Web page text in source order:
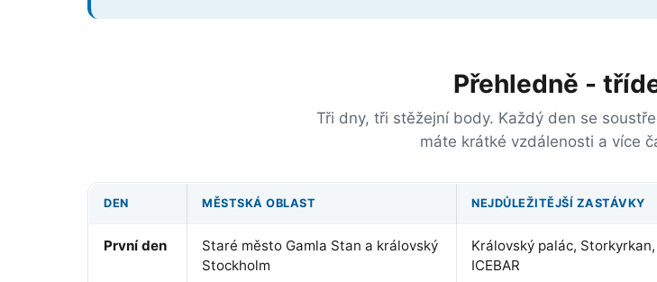
Přehledně -
Tři dny, tři stěžejní body. Každý den se
máte krátké vzdálenosti a více
DEN MĚSTSKÁ OBLAST NEJDŮLEŽITĚJŠÍ ZASTÁVKY
První den
Staré město Gamla Stan a královský
Stockholm
Královský palác,
ICEBAR